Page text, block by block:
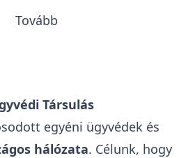
Tovább
Társulás
egyéni ügyvédek és
hálózata. Célunk, hogy